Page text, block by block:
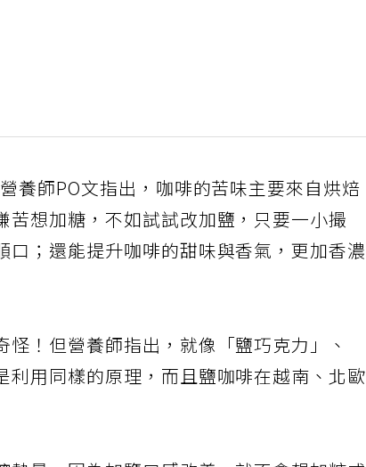
養師PO文指出，咖啡的苦味主要來自烘焙
想加糖，不如試試改加鹽，只要一小撮
；還能提升咖啡的甜味與香氣，更加香濃
！但營養師指出，就像「鹽巧克力」、
利用同樣的原理，而且鹽咖啡在越南、北歐